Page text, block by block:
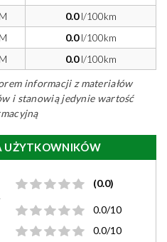
0.0l/100km
0.0l/100km
0.0l/100km
informacji z materiałów
i stanowią jedynie wartość
UŻYTKOWNIKÓW
(0.0)
0.0/10
0.0/10